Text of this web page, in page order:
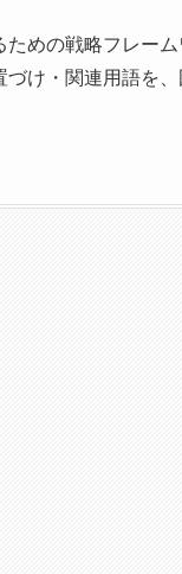
めの戦略フレー
け・関連用語を、